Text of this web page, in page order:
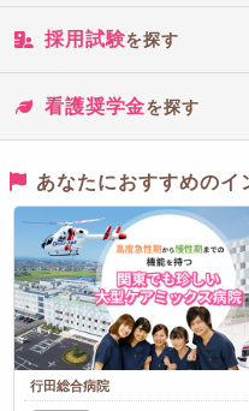
採用試験を探す
看護奨学金を探す
あなたにおすすめのイ
行田総合病院